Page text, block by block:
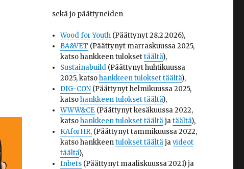
sekä jo päättyneiden
Wood for Youth (Päättynyt 28.2.2026),
BA&VET (Päättynyt marraskuussa 2025,
katso hankkeen tuloksettäältä),
Sustainabuild (Päättynyt huhtikuussa
2025, katsohankkeen tulokset täältä),
DIG-CON (Päättynyt helmikuussa 2025,
katsohankkeen tulokset täältä),
WWW&CE (Päättynyt kesäkuussa 2022,
katsohankkeen tulokset täältäjatäältä),
KAforHR, (Päättynyt tammikuussa 2022,
katso hankkeentulokset täältäjavideot
täältä),
Inbets (Päättynyt maaliskuussa 2021) ja